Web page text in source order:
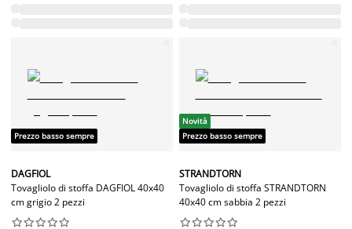
Prezzo basso sempre
DAGFIOL
Tovagliolo di stoffa DAGFIOL 40x40
cm grigio 2 pezzi






Novità
Prezzo basso sempre
STRANDTORN
Tovagliolo di stoffa STRANDTORN
40x40 cm sabbia 2 pezzi





